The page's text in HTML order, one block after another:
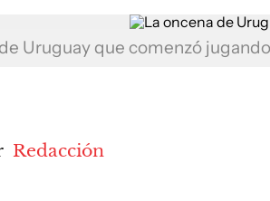
Uruguay que comenzó
Redacción